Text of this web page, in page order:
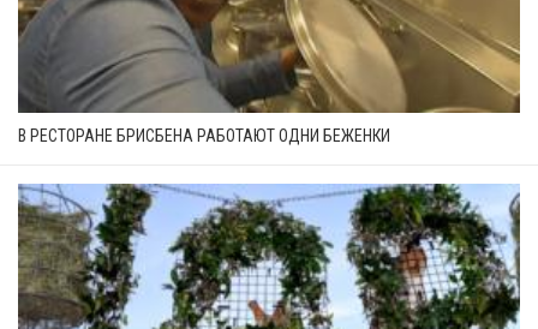
В РЕСТОРАНЕ БРИСБЕНА РАБОТАЮТ ОДНИ БЕЖЕНКИ